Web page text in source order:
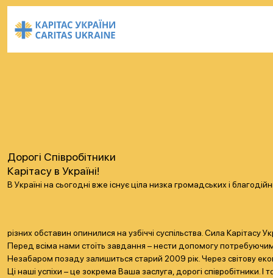
Дорогі Співробітники
Карітасу в Україні!
В Україні на сьогодні вже існує ціла низка громадських і
різних обставин опинилися на узбіччі суспільства. Сила
Перед всіма нами стоїть завдання – нести допомогу потребуючим
Незабаром позаду залишиться старий 2009 рік. Через світову
Ці наші успіхи – це зокрема Ваша заслуга, дорогі